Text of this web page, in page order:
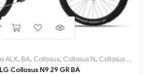
ALX, BA, Collosus, Collosus N, Collosus N9
Collosus N9 29 GR BA